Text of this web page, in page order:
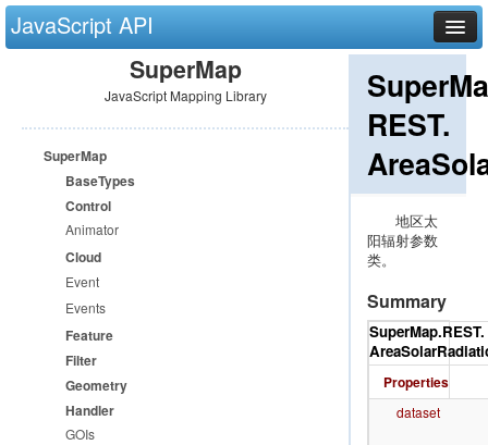
JavaScript API
开发指南
示范程序
类结构图
技术专题
动态分段专题
动画渲染专题
离线缓存与 APP 专题
面向 Win8 应用商店开发专题
REST.
地区太
阳辐射参数
类。
Summary
SuperMap.REST.
Properties
dataset
SuperMap
JavaScript Mapping Library
SuperMap
BaseTypes
Control
Animator
Cloud
Event
Events
Feature
Filter
Geometry
Handler
GOIs